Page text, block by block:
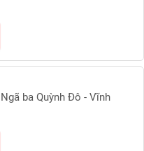
ba Quỳnh Đô - Vĩnh